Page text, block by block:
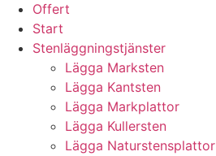
Offert
Start
Stenläggningstjänster
Lägga Marksten
Lägga Kantsten
Lägga Markplattor
Lägga Kullersten
Lägga Naturstensplattor